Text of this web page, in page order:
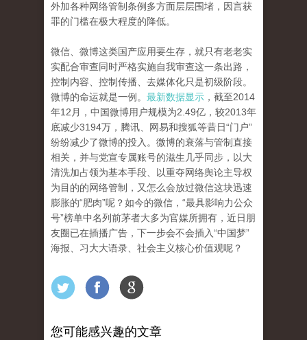
外加各种网络管制条例多方面层层围堵，因言获
罪的门槛在极大程度的降低。
微信、微博这类国产应用要生存，就只有老老实
实配合审查同时严格实施自我审查这一条出路，
控制内容、控制传播、去媒体化只是初级阶段。
微博的命运就是一例。 最新数据显示 ，截至2014
年12月，中国微博用户规模为2.49亿，较2013年
底减少3194万，腾讯、网易和搜狐等昔日“门户”
纷纷减少了微博的投入。微博的衰落与管制直接
相关，并与党宣专属账号的滋生几乎同步，以大
清洗加占领为基本手段、以重夺网络舆论主导权
为目的的网络管制，又怎么会放过微信这块迅速
膨胀的“肥肉”呢？如今的微信，“最具影响力公众
号”榜单中名列前茅者大多为官媒所拥有，近日朋
友圈已在插播广告，下一步会不会插入“中国梦”
海报、习大大语录、社会主义核心价值观呢？
您可能感兴趣的文章